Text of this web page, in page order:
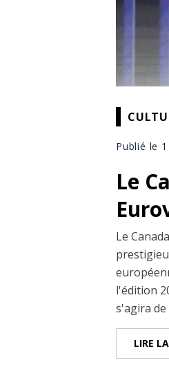
Publié le
Le
Le
l'édition
s'agira de
LIRE